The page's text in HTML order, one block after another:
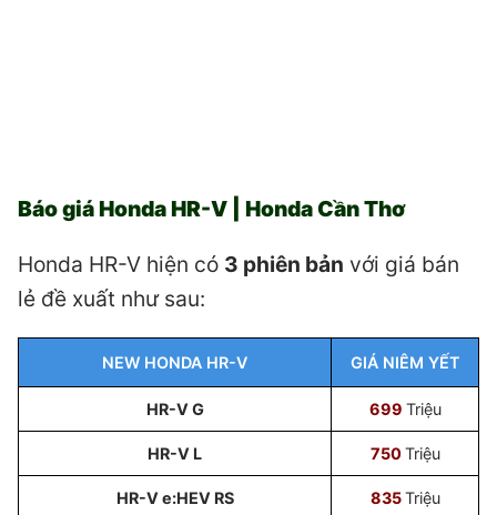
Báo giá Honda HR-V | Honda Cần Thơ
Honda HR-V hiện có 3 phiên bản với giá bán
lẻ đề xuất như sau:
NEW HONDA HR-V GIÁ NIÊM YẾT
HR-V G 699 Triệu
HR-V L 750Triệu
HR-V e:HEV RS 835Triệu